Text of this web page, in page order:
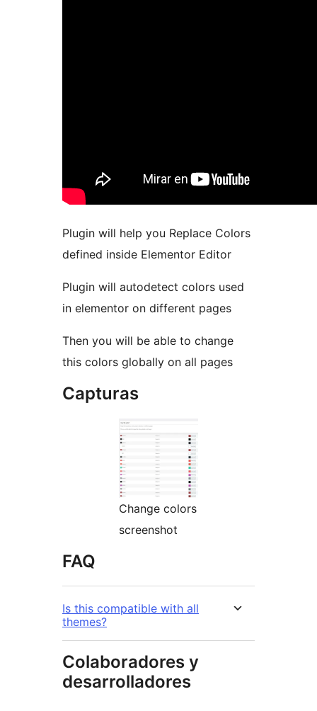
Plugin will help you Replace Colors
defined inside Elementor Editor
Plugin will autodetect colors used
in elementor on different pages
Then you will be able to change
this colors globally on all pages
Capturas
Change colors
screenshot
FAQ
Is this compatible with all
themes?
Colaboradores y
desarrolladores